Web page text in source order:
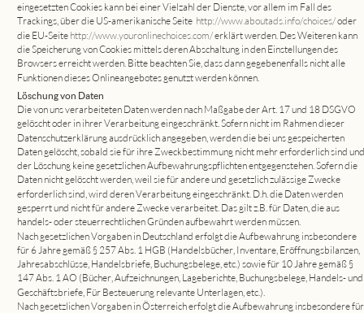
eingesetzten Cookies kann bei einer Vielzahl der Dienste, vor allem im Fall des
Trackings, über die US-amerikanische Seite http://www.aboutads.info/choices/ oder
die EU-Seite http://www.youronlinechoices.com/ erklärt werden. Des Weiteren kann
die Speicherung von Cookies mittels deren Abschaltung in den Einstellungen des
Browsers erreicht werden. Bitte beachten Sie, dass dann gegebenenfalls nicht alle
Funktionen dieses Onlineangebotes genutzt werden können.
Löschung von Daten
Die von uns verarbeiteten Daten werden nach Maßgabe der Art. 17 und 18 DSGVO
gelöscht oder in ihrer Verarbeitung eingeschränkt. Sofern nicht im Rahmen dieser
Datenschutzerklärung ausdrücklich angegeben, werden die bei uns gespeicherten
Daten gelöscht, sobald sie für ihre Zweckbestimmung nicht mehr erforderlich sind
der Löschung keine gesetzlichen Aufbewahrungspflichten entgegenstehen. Sofern die
Daten nicht gelöscht werden, weil sie für andere und gesetzlich zulässige Zwecke
erforderlich sind, wird deren Verarbeitung eingeschränkt. D.h. die Daten werden
gesperrt und nicht für andere Zwecke verarbeitet. Das gilt z.B. für Daten, die aus
handels- oder steuerrechtlichen Gründen aufbewahrt werden müssen.
Nach gesetzlichen Vorgaben in Deutschland erfolgt die Aufbewahrung insbesondere
für 6 Jahre gemäß § 257 Abs. 1 HGB (Handelsbücher, Inventare, Eröffnungsbilanzen,
Jahresabschlüsse, Handelsbriefe, Buchungsbelege, etc.) sowie für 10 Jahre gemäß §
147 Abs. 1 AO (Bücher, Aufzeichnungen, Lageberichte, Buchungsbelege, Handels- und
Geschäftsbriefe, Für Besteuerung relevante Unterlagen, etc.).
Nach gesetzlichen Vorgaben in Österreich erfolgt die Aufbewahrung insbesondere